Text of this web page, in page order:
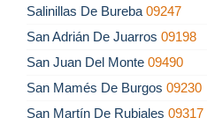
Salinillas De Bureba 09247
San Adrián De Juarros 09198
San Juan Del Monte 09490
San Mamés De Burgos 09230
San Martín De Rubiales 09317